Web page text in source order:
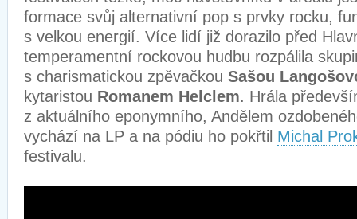
formace svůj alternativní pop s prvky rocku,
s velkou energií. Více lidí již dorazilo před
temperamentní rockovou hudbu rozpálila
s charismatickou zpěvačkou Sašou
kytaristou Romanem Helclem. Hrála
z aktuálního eponymního, Andělem
vychází na LP a na pódiu ho pokřtil Michal
festivalu.